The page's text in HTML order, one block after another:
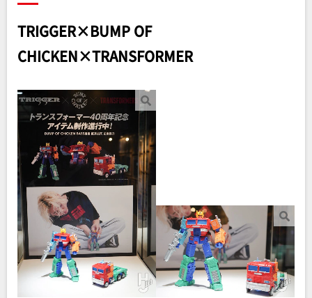
TRIGGER×BUMP OF
CHICKEN×TRANSFORMER